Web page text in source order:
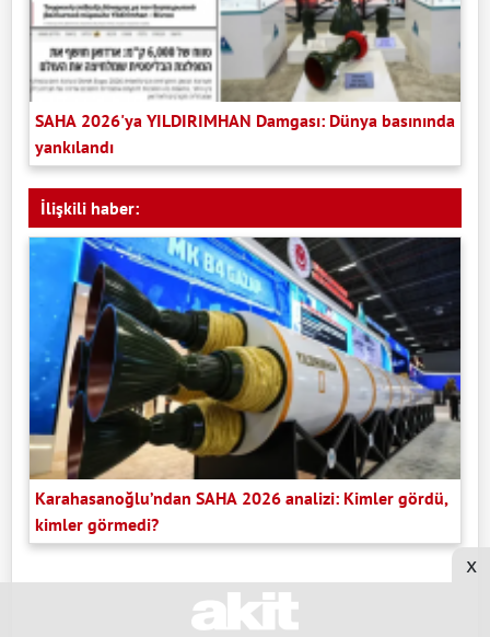
SAHA 2026'ya YILDIRIMHAN Damgası: Dünya basınında
yankılandı
İlişkili haber:
Karahasanoğlu’ndan SAHA 2026 analizi: Kimler gördü,
kimler görmedi?
x